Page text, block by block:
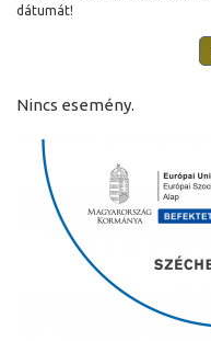
dátumát!
Nincs esemény.